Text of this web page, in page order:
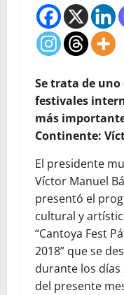
Se trata de uno
festivales
más
Continente:
El presidente
Víctor Manuel
presentó el
cultural y
“Cantoya Fest
2018” que se
durante los días
del presente